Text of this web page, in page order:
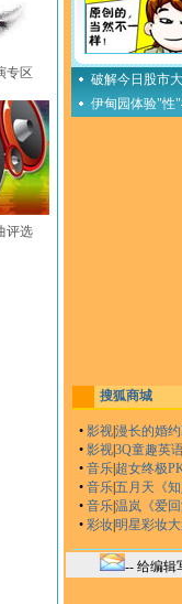
专区
评选
破解今日股市
伊甸园体验"性"
搜狐商城
• 影视漫长的婚
• 影视3Q童趣英
• 音乐 超女终极
• 音乐五月天《知
• 音乐温岚《爱回
• 彩妆明星彩妆
-- 给编辑